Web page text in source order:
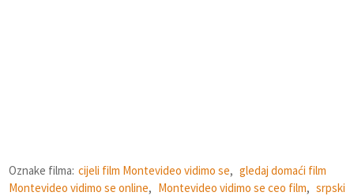
Oznake filma: cijeli film Montevideo vidimo se, gledaj domaći film
Montevideo vidimo se online, Montevideo vidimo se ceo film, srpski